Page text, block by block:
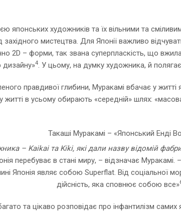
японських художників та їх вільними та
мистецтва. Для Японії важливо
2D – форми, так звана суперпласкість, що
дизайну»4. У цьому, на думку художника, й
правдивої глибини, Муракамі вбачає у житті
в усьому обирають «середній» шлях:
– Kaikai та Kiki, які дали назву відомій
перебуває в стані миру, – відзначає
Японія являє собою Superflat. Від соціальної
дійсність, яка сповнює собою все»
та цікаво розповідає про інфантилізм самих